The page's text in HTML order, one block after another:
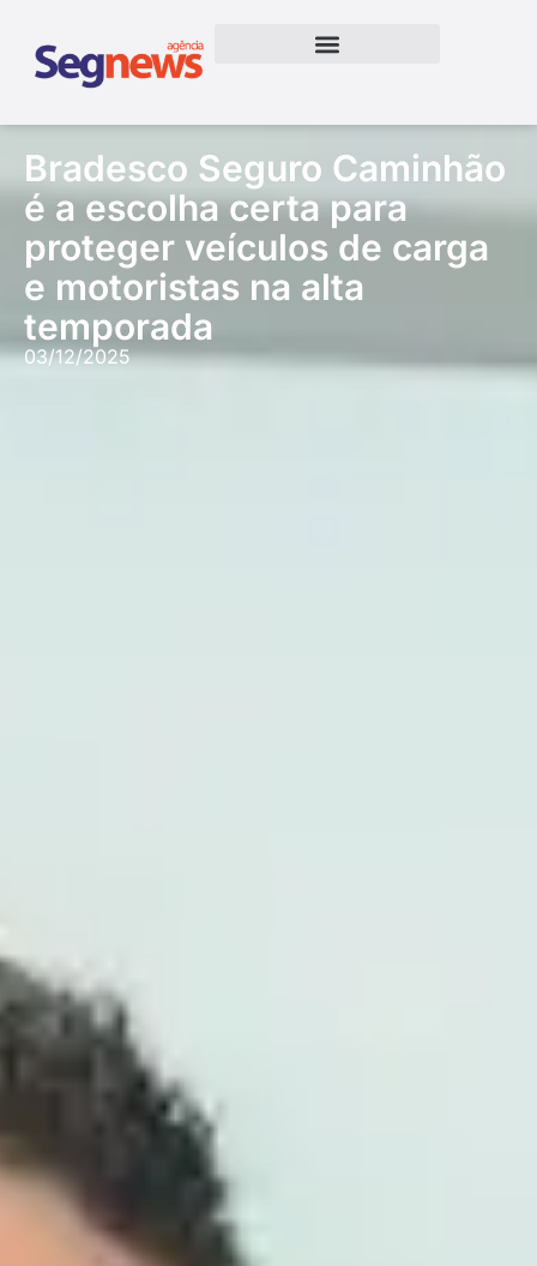
Bradesco Seguro Caminhão
é a escolha certa para
proteger veículos de carga
e motoristas na alta
temporada
03/12/2025